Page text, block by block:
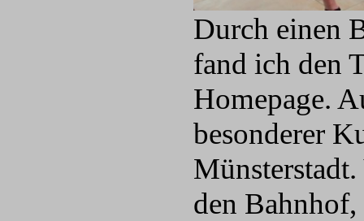
Durch einen
fand ich den
Homepage.
besonderer
den